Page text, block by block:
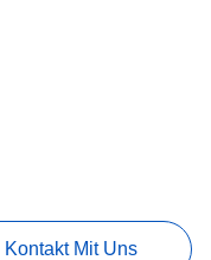
Kontakt Mit Uns